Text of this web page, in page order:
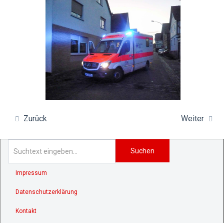
Zurück Weiter
Suchen
Impressum
Datenschutzerklärung
Kontakt